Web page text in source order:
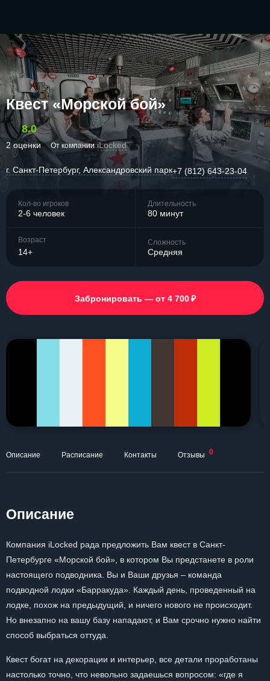
Квест «Морской бой»
8.0
2 оценки От компании iLocked
г. Санкт-Петербург, Александровский парк+7 (812) 643-23-04
Кол-во игроков
2-6 человек
Длительность
80 минут
Возраст
14+
Сложность
Средняя
Забронировать — от 4 700 ₽
Описание Расписание Контакты Отзывы 0
Описание
Компания iLocked рада предложить Вам квест в Санкт-
Петербурге «Морской бой», в котором Вы предстанете в роли
настоящего подводника. Вы и Ваши друзья – команда
подводной лодки «Барракуда». Каждый день, проведенный на
лодке, похож на предыдущий, и ничего нового не происходит.
Но внезапно на вашу базу нападают, и Вам срочно нужно найти
способ выбраться оттуда.
Квест богат на декорации и интерьер, все детали проработаны
настолько точно, что невольно задаешься вопросом: «где я